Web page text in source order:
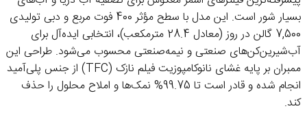
بسیار شور است. این مدل با سطح مؤثر 400 فوت مربع و دبی تولیدی
7,500 گالن در روز (معادل 28.4 مترمکعب)، انتخابی ایده‌آل برای
آب‌شیرین‌کن‌های صنعتی و نیمه‌صنعتی محسوب می‌شود. طراحی این
ممبران بر پایه غشای نانوکامپوزیت فیلم نازک (TFC) از جنس پلی‌آمید
انجام شده و قادر است تا ‎%99.75 نمک‌ها و املاح محلول را حذف
کند.